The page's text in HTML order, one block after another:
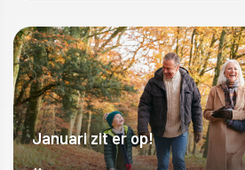
ONTDEK MEER
Januari zit er op!